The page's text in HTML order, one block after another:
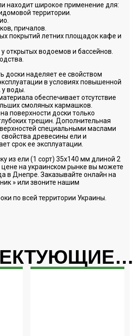
находит широкое применение для:
территории.
причалов.
покрытий летних площадок кафе и
открытых водоемов и бассейнов.
доски наделяет ее свойством
в условиях повышенной
воды.
обеспечивает отсутствие
смоляных кармашков.
поверхности доски только
трещин. Дополнительная
специальными маслами
древесины ели и
срок ее эксплуатации.
из ели (1 сорт) 35х140 мм длиной 2
на украинском рынке вы можете
в Днепре. Заказывайте онлайн на
» или звоните нашим
по всей территории Украины.